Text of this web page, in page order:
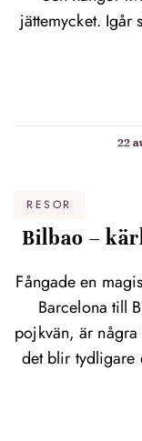
jättemycket. Igår
22
RESOR
Bilbao –
Fångade en
Barcelona till
pojkvän, är
det blir tydligare